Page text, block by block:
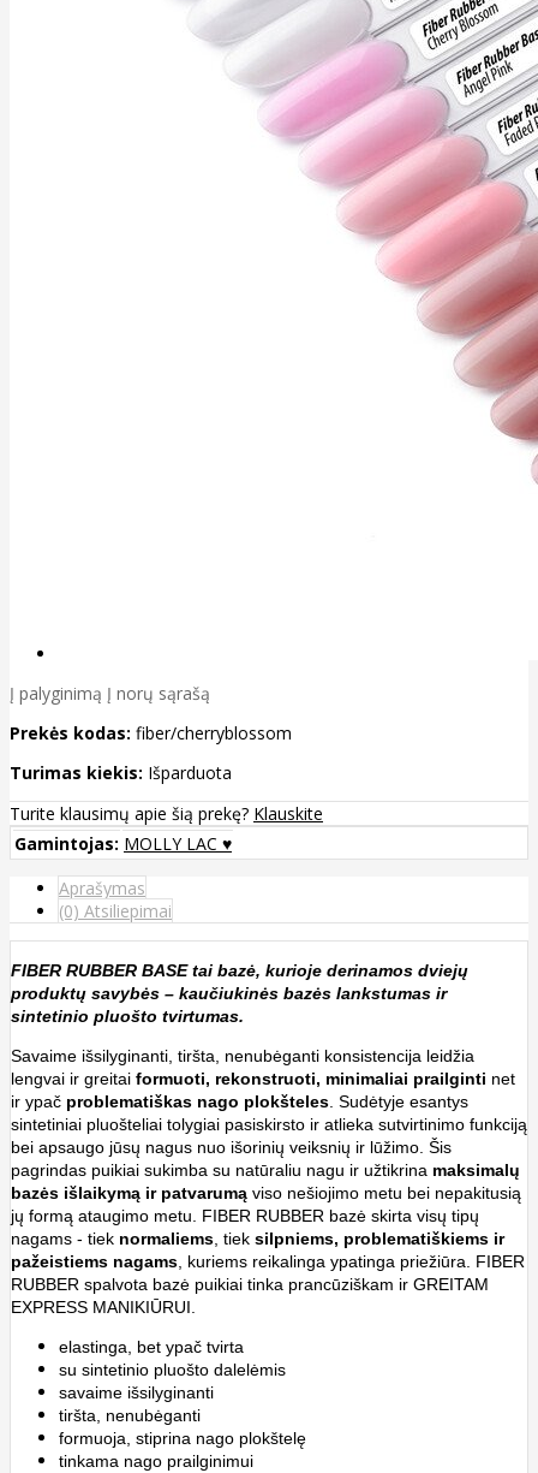
Į palyginimą Į norų sąrašą
Prekės kodas: fiber/cherryblossom
Turimas kiekis: Išparduota
Turite klausimų apie šią prekę? Klauskite
Gamintojas: MOLLY LAC ♥
Aprašymas
(0) Atsiliepimai
FIBER RUBBER BASE tai bazė, kurioje derinamos dviejų
produktų savybės – kaučiukinės bazės lankstumas ir
sintetinio pluošto tvirtumas.
Savaime išsilyginanti, tiršta, nenubėganti konsistencija leidžia
lengvai ir greitai formuoti, rekonstruoti, minimaliai prailginti net
ir ypač problematiškas nago plokšteles . Sudėtyje esantys
sintetiniai pluošteliai tolygiai pasiskirsto ir atlieka sutvirtinimo funkciją
bei apsaugo jūsų nagus nuo išorinių veiksnių ir lūžimo. Šis
pagrindas puikiai sukimba su natūraliu nagu ir užtikrina maksimalų
bazės išlaikymą ir patvarumą viso nešiojimo metu bei nepakitusią
jų formą ataugimo metu. FIBER RUBBER bazė skirta visų tipų
nagams - tiek normaliems , tiek silpniems, problematiškiems ir
pažeistiems nagams , kuriems reikalinga ypatinga priežiūra. FIBER
RUBBER spalvota bazė puikiai tinka prancūziškam ir GREITAM
EXPRESS MANIKIŪRUI.
elastinga, bet ypač tvirta
su sintetinio pluošto dalelėmis
savaime išsilyginanti
tiršta, nenubėganti
formuoja, stiprina nago plokštelę
tinkama nago prailginimui